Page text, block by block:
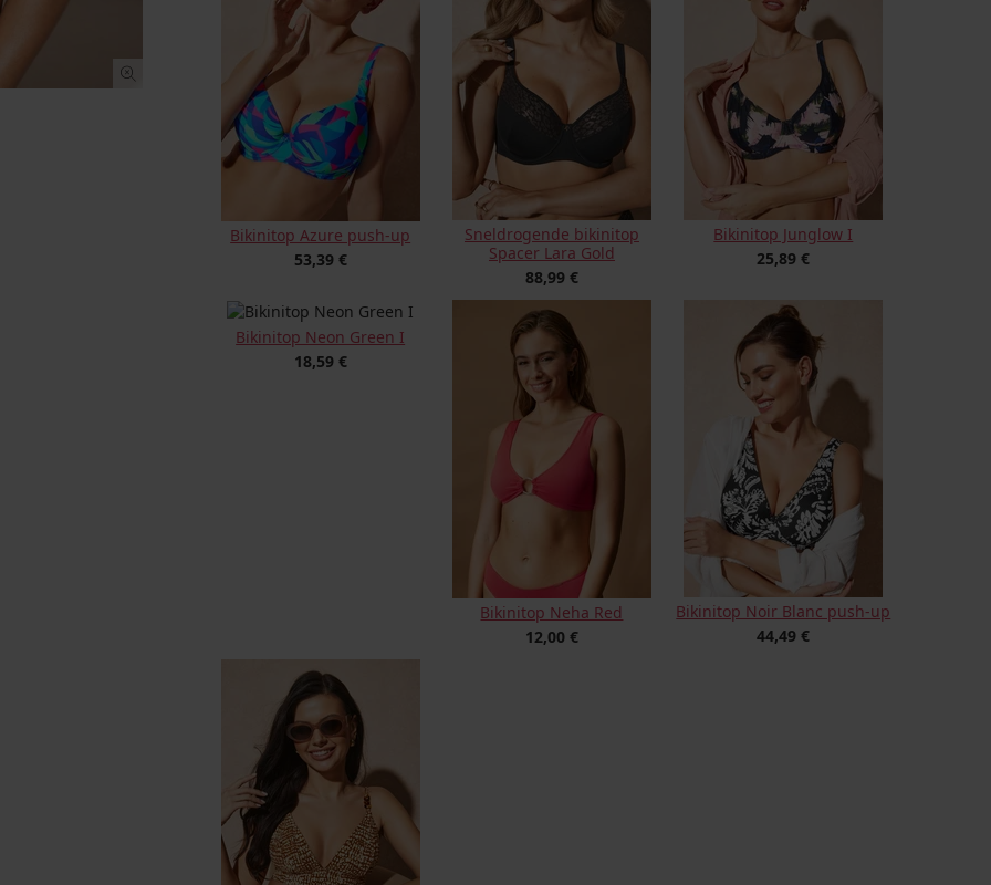
Bikinitop Azure push-up
53,39 €
Sneldrogende bikinitop
Spacer Lara Gold
88,99 €
Bikinitop Junglow I
25,89 €
Bikinitop Neon Green I
18,59 €
Bikinitop Neha Red
12,00 €
Bikinitop Noir Blanc push-up
44,49 €